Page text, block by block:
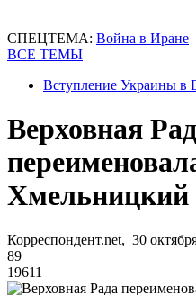
СПЕЦТЕМА: Война в Иране
ВСЕ ТЕМЫ
Вступление Украины в
Верховная
Хмельницкий
Корреспондент.net, 30
89
19611